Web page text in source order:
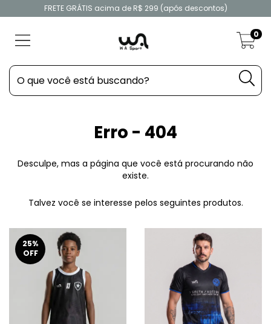
FRETE GRÁTIS acima de R$ 299 (após descontos)
0
Erro - 404
Desculpe, mas a página que você está procurando não
existe.
Talvez você se interesse pelos seguintes produtos.
25%
OFF